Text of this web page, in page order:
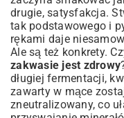
zakwasu
Przepis na Klasyczny
Zakwasie: Krok po
Potrzebne składniki i
Proces wyrabiania i
Formowanie
Jak prawidłowo piec
drugie, satysfakcja.
tak podstawowego i
rękami daje
Ale są też konkrety.
zakwasie jest zdrowy
długiej fermentacji,
zawarty w mące
zneutralizowany, co